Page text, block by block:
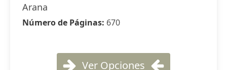
Arana
Número de Páginas: 670
Ver Opciones